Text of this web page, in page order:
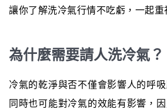
讓你了解洗冷氣行情不吃虧，一起重
為什麼需要請人洗冷氣？
冷氣的乾淨與否不僅會影響人的呼
同時也可能對冷氣的效能有影響，